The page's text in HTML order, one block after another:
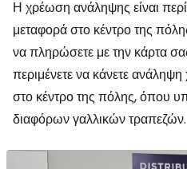
Η χρέωση ανάληψης είναι
μεταφορά στο κέντρο της
να πληρώσετε με την κάρτα
περιμένετε να κάνετε
στο κέντρο της πόλης, όπου
διαφόρων γαλλικών τραπεζών.